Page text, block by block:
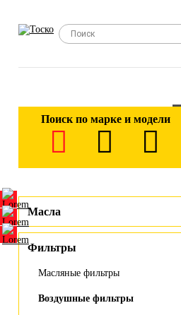
Поиск по марке и модели
Масла
Фильтры
Масляные фильтры
Воздушные фильтры